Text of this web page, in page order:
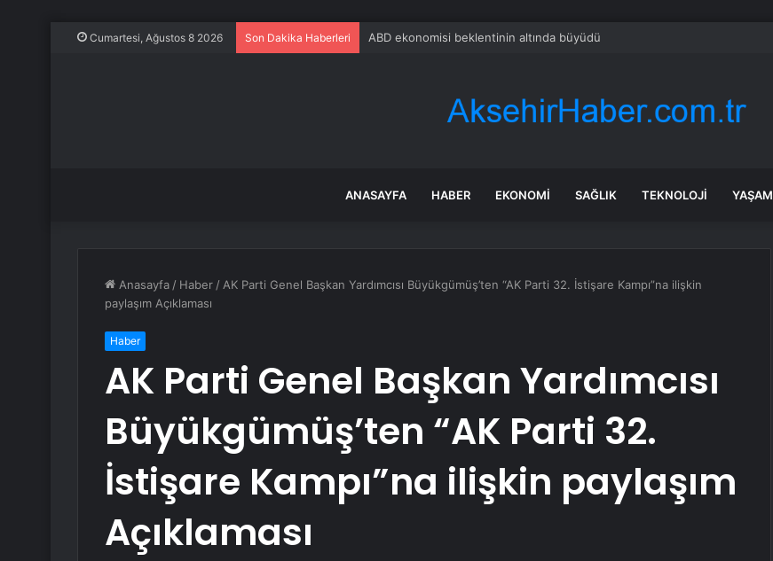
Cumartesi, Ağustos 8 2026 Son Dakika Haberleri ABD ekonomisi beklentinin altında büyüdü
ANASAYFA HABER EKONOMI SAĞLIK TEKNOLOJI YAŞAM
Anasayfa / Haber / AK Parti Genel Başkan Yardımcısı Büyükgümüş’ten “AK Parti 32. İstişare Kampı”na ilişkin
paylaşım Açıklaması
Haber
AK Parti Genel Başkan Yardımcısı
Büyükgümüş’ten “AK Parti 32.
İstişare Kampı”na ilişkin paylaşım
Açıklaması